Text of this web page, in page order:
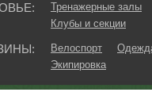
Тренажерные залы
Клубы и секции
Велоспорт
Экипировка